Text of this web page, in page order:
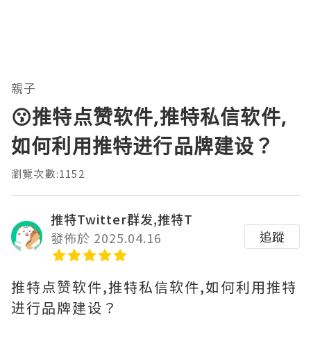
親子
😗推特点赞软件,推特私信软件,
如何利用推特进行品牌建设？
瀏覽次數:1152
推特Twitter群发,推特T
發佈於 2025.04.16
追蹤
推特点赞软件,推特私信软件,如何利用推特
进行品牌建设？